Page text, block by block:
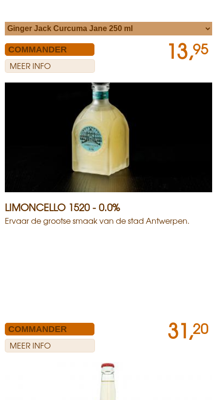
MEER INFO
13,95
LIMONCELLO 1520 - 0.0%
Ervaar de grootse smaak van de stad Antwerpen.
MEER INFO
31,20